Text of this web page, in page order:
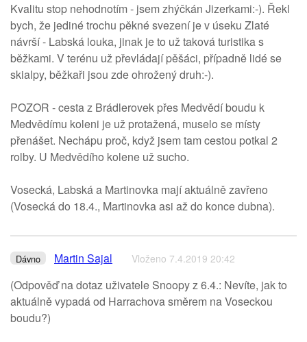
Kvalitu stop nehodnotím - jsem zhýčkán Jizerkami:-). Řekl
bych, že jediné trochu pěkné svezení je v úseku Zlaté
návrší - Labská louka, jinak je to už taková turistika s
běžkami. V terénu už převládají pěšáci, případně lidé se
skialpy, běžkaři jsou zde ohrožený druh:-).
POZOR - cesta z Brádlerovek přes Medvědí boudu k
Medvědímu koleni je už protažená, muselo se místy
přenášet. Nechápu proč, když jsem tam cestou potkal 2
rolby. U Medvědího kolene už sucho.
Vosecká, Labská a Martinovka mají aktuálně zavřeno
(Vosecká do 18.4., Martinovka asi až do konce dubna).
Dávno Martin Sajal Vloženo 7.4.2019 20:42
(Odpověď na dotaz uživatele Snoopy z 6.4.: Nevíte, jak to
aktuálně vypadá od Harrachova směrem na Voseckou
boudu?)